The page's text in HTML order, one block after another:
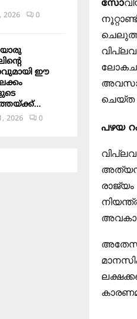
സോ
ചെയ്ത
പഴയ
2026 0
ഈ
2026 0